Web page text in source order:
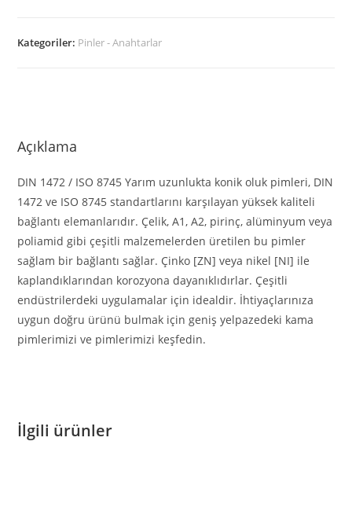
Kategoriler: Pinler - Anahtarlar
Açıklama
DIN 1472 / ISO 8745 Yarım uzunlukta konik oluk pimleri, DIN
1472 ve ISO 8745 standartlarını karşılayan yüksek kaliteli
bağlantı elemanlarıdır. Çelik, A1, A2, pirinç, alüminyum veya
poliamid gibi çeşitli malzemelerden üretilen bu pimler
sağlam bir bağlantı sağlar. Çinko [ZN] veya nikel [NI] ile
kaplandıklarından korozyona dayanıklıdırlar. Çeşitli
endüstrilerdeki uygulamalar için idealdir. İhtiyaçlarınıza
uygun doğru ürünü bulmak için geniş yelpazedeki kama
pimlerimizi ve pimlerimizi keşfedin.
İlgili ürünler